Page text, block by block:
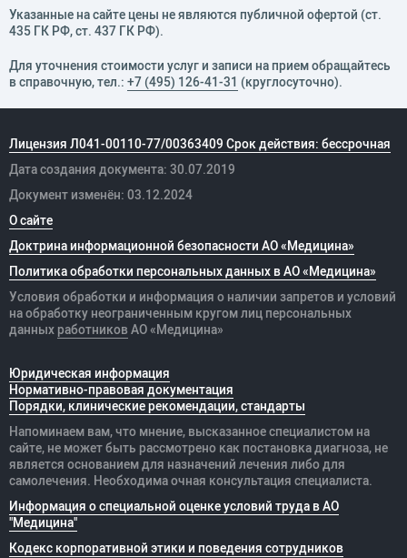
Указанные на сайте цены не являются публичной офертой (ст.
435 ГК РФ, cт. 437 ГК РФ).
Для уточнения стоимости услуг и записи на прием обращайтесь
в справочную, тел.: +7 (495) 126-41-31 (круглосуточно).
Лицензия Л041-00110-77/00363409 Срок действия: бессрочная
Дата создания документа: 30.07.2019
Документ изменён: 03.12.2024
О сайте
Доктрина информационной безопасности АО «Медицина»
Политика обработки персональных данных в АО «Медицина»
Условия обработки и информация о наличии запретов и условий
на обработку неограниченным кругом лиц персональных
данных работников АО «Медицина»
Юридическая информация
Нормативно-правовая документация
Порядки, клинические рекомендации, стандарты
Напоминаем вам, что мнение, высказанное специалистом на
сайте, не может быть рассмотрено как постановка диагноза, не
является основанием для назначений лечения либо для
самолечения. Необходима очная консультация специалиста.
Информация о специальной оценке условий труда в АО
"Медицина"
Кодекс корпоративной этики и поведения сотрудников